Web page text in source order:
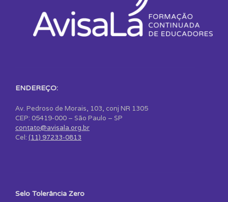
ENDEREÇO:
Av. Pedroso de Morais, 103, conj NR 1305
CEP: 05419-000 – São Paulo – SP
contato@avisala.org.br
Cel: (11) 97233-0813
Selo Tolerância Zero